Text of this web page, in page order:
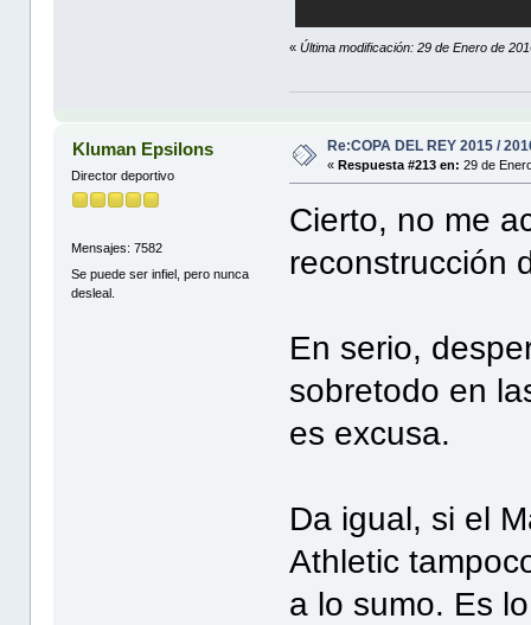
«Última modificación: 29 de Enero de
Kluman Epsilons
Director deportivo
Mensajes: 7582
Se puede ser infiel, pero nunca
desleal.
Re:COPA DEL REY 2015 /
«Respuesta #213 en: 29 de
Cierto, no me
reconstrucción
En serio,
sobretodo en
es excusa.
Da igual, si el
Athletic
a lo sumo. Es